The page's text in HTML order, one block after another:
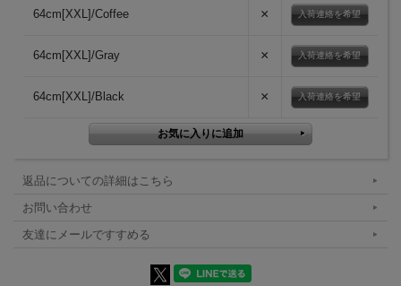
64cm[XXL]/Coffee × 入荷連絡を希望
64cm[XXL]/Gray × 入荷連絡を希望
64cm[XXL]/Black × 入荷連絡を希望
返品についての詳細はこちら
お問い合わせ
友達にメールですすめる